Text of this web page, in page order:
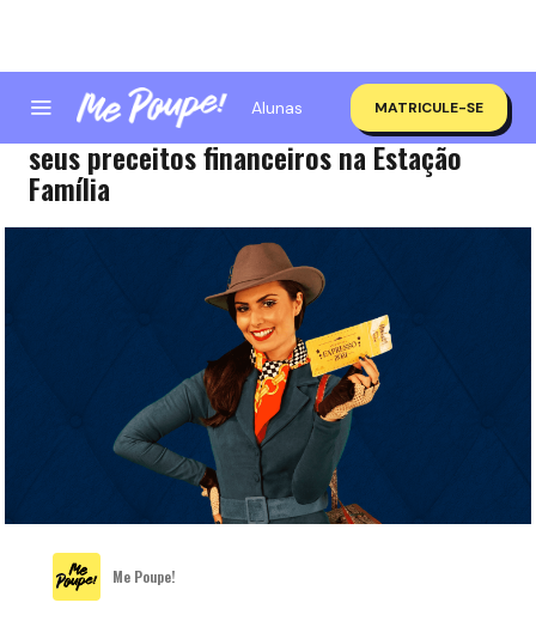
Alunas MATRICULE-SE
Primeira parada do Expresso 2021: reveja
seus preceitos financeiros na Estação
Família
Me Poupe!